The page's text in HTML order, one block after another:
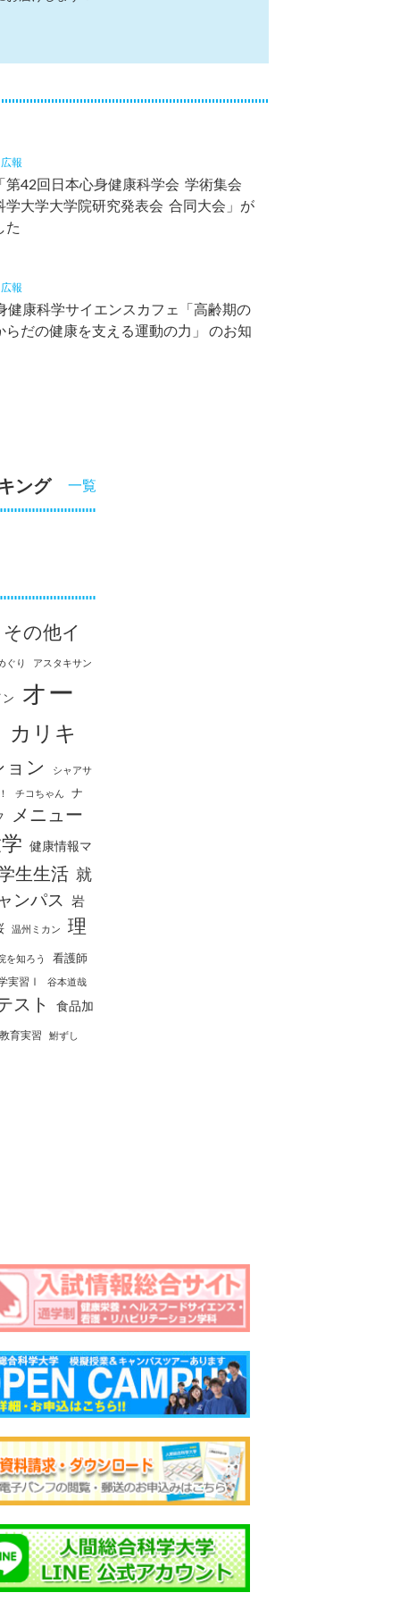
広報
第42回日本心身健康科学会 学術集会
学大学大学院研究発表会 合同大会」が
た
広報
健康科学サイエンスカフェ「高齢期の
らだの健康を支える運動の力」 のお知
一覧
ング
その他イ
ぐり アスタキサン
オー
カリキ
ョン
シャアサ
チコちゃん
ナ
メニュー
健康情報マ
生生活 就
ンパス
岩
温州ミカン
理
を知ろう 看護師
実習Ⅰ 谷本道哉
スト
食品加
育実習 鮒ずし